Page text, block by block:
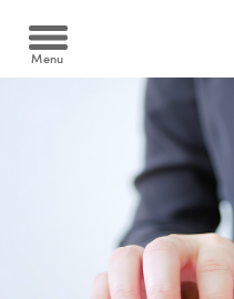
Menu
Heat pump
空冷式同時取出 AWタイプ/空冷
水冷式同時取出 WW-Fタイプ
水冷式高温循環 WSRタイプ
水熱源式ブライン冷却・給油
Cooltime24
Filtration device
温浴・ろ過装置